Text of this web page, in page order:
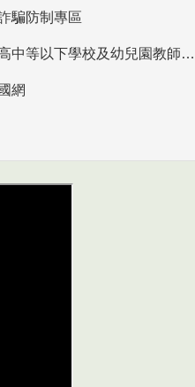
騙防制專區
教育部高中等以下學校及幼兒園教師資格檢定考試
網